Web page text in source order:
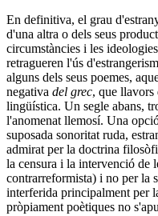
En definitiva, el grau
d'una altra o dels seus
circumstàncies i les
retragueren l'ús
alguns dels seus poemes,
negativa del grec, que llavors
lingüística. Un segle abans,
l'anomenat llemosí. Una
suposada sonoritat ruda,
admirat per la doctrina
la censura i la intervenció de
contrarreformista) i no per la
interferida principalment per
pròpiament poètiques no